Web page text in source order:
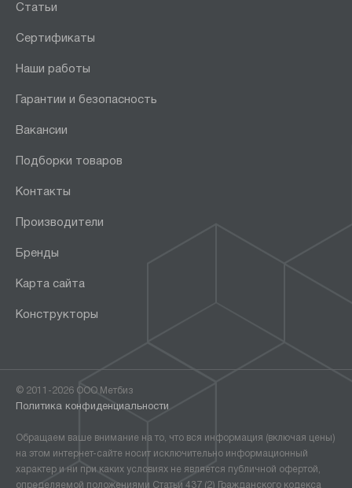
Статьи
Сертификаты
Наши работы
Гарантии и безопасность
Вакансии
Подборки товаров
Контакты
Производители
Бренды
Карта сайта
Конструкторы
© 2011-2026 ООО Метбиз
Политика конфиденциальности
Обращаем ваше внимание на то, что вся информация (включая цены)
на этом интернет-сайте носит исключительно информационный
характер и ни при каких условиях не является публичной офертой,
определяемой положениями Статьи 437 (2) Гражданского кодекса